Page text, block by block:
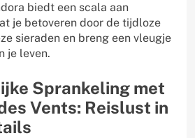
biedt een scala aan
je betoveren door de tijdloze
sieraden en breng een vleugje
je leven.
Sprankeling met
Vents: Reislust in